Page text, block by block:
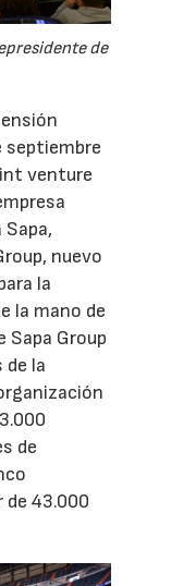
de
septiembre
venture
nuevo
la
la mano de
Sapa Group
de la
de
43.000